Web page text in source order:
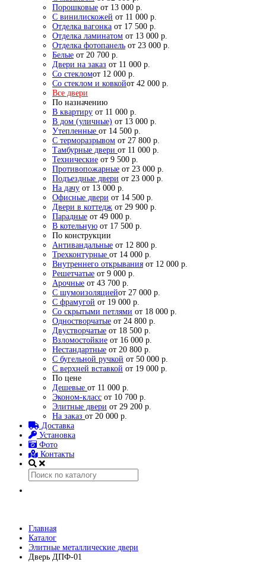
Порошковые от 13 000 р.
С винилискожей от 11 000 р.
Отделка вагонка от 17 500 р.
Отделка ламинатом от 13 000 р.
Отделка фотопанель от 23 000 р.
Белые от 20 700 р.
Двери на заказ от 11 000 р.
Со стекломот 12 000 р.
Со стеклом и ковкойот 42 000 р.
Все двери
По назначению
В квартиру от 11 000 р.
В дом (уличные) от 13 000 р.
Утепленные от 14 500 р.
С терморазрывом от 27 800 р.
Тамбурные двери от 11 000 р.
Технические от 9 500 р.
Противопожарные от 23 000 р.
Подъездные двери от 23 000 р.
На дачу от 13 000 р.
Офисные двери от 14 500 р.
Двери в коттедж от 29 900 р.
Парадные от 49 000 р.
В котельную от 17 500 р.
По конструкции
Антивандальные от 12 800 р.
Трехконтурные от 14 000 р.
Внутреннего открывания от 12 000 р.
Решетчатые от 9 000 р.
Арочные от 43 700 р.
С шумоизоляциейот 27 000 р.
С фрамугой от 19 000 р.
Со скрытыми петлями от 18 000 р.
Одностворчатые от 24 800 р.
Двустворчатые от 18 500 р.
Взломостойкие от 16 000 р.
Нестандартные от 20 800 р.
С бугельной ручкой от 50 000 р.
С верхней вставкой от 19 000 р.
По цене
Дешевые от 11 000 р.
Эконом-класс от 10 700 р.
Элитные двери от 29 200 р.
На заказ от 20 000 р.
Доставка
Установка
Фото
Контакты
Главная
Каталог
Элитные металлические двери
Дверь ДПФ-01